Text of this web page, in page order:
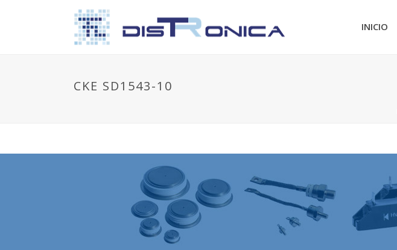
INICIO
CKE SD1543-10